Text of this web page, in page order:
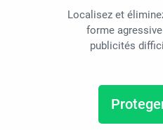
Localisez et
forme
publicités